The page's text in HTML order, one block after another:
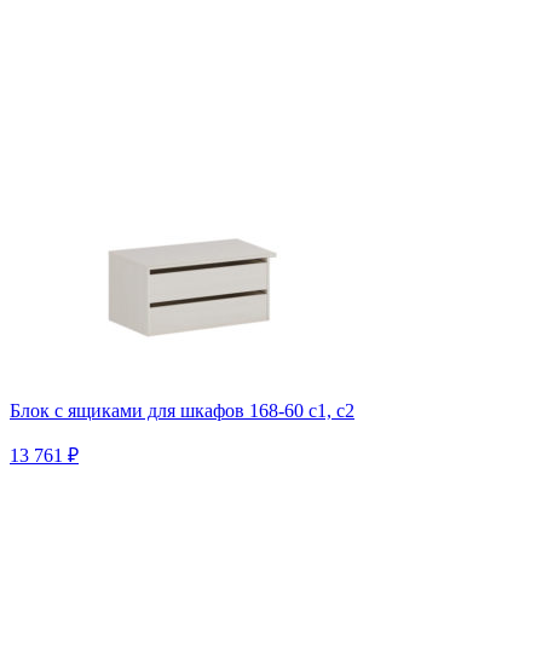
Блок с ящиками для шкафов 168-60 с1, c2
13 761 ₽